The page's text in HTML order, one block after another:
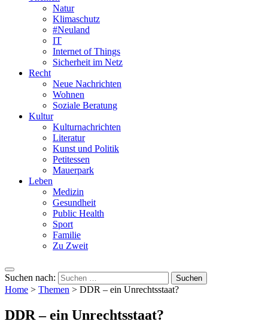
Natur
Klimaschutz
#Neuland
IT
Internet of Things
Sicherheit im Netz
Recht
Neue Nachrichten
Wohnen
Soziale Beratung
Kultur
Kulturnachrichten
Literatur
Kunst und Politik
Petitessen
Mauerpark
Leben
Medizin
Gesundheit
Public Health
Sport
Familie
Zu Zweit
Suchen nach:
Home > Themen > DDR – ein Unrechtsstaat?
DDR – ein Unrechtsstaat?